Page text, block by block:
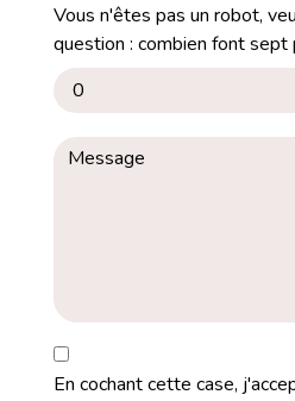
Vous n'êtes pas un robot,
question : combien font sept
En cochant cette case,